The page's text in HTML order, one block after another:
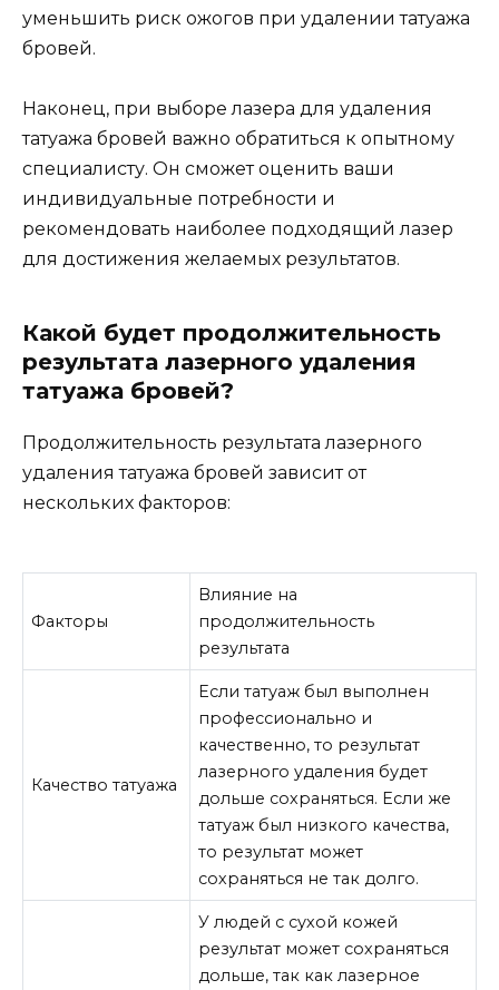
уменьшить риск ожогов при удалении татуажа
бровей.
Наконец, при выборе лазера для удаления
татуажа бровей важно обратиться к опытному
специалисту. Он сможет оценить ваши
индивидуальные потребности и
рекомендовать наиболее подходящий лазер
для достижения желаемых результатов.
Какой будет продолжительность
результата лазерного удаления
татуажа бровей?
Продолжительность результата лазерного
удаления татуажа бровей зависит от
нескольких факторов:
Факторы
Влияние на
продолжительность
результата
Качество татуажа
Если татуаж был выполнен
профессионально и
качественно, то результат
лазерного удаления будет
дольше сохраняться. Если же
татуаж был низкого качества,
то результат может
сохраняться не так долго.
У людей с сухой кожей
результат может сохраняться
дольше, так как лазерное